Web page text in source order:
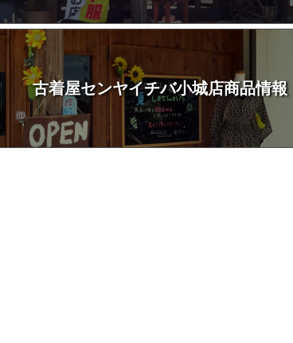
古着屋センヤイチバ小城店商品情報